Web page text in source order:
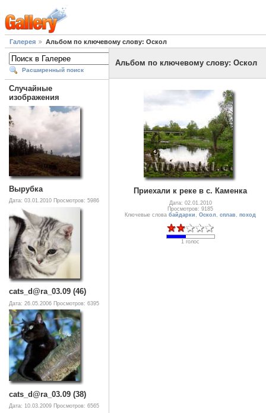
Галерея Альбом по ключевому слову: Оскол
Расширенный поиск
Случайные
изображения
Вырубка
Дата: 03.01.2010 Просмотров: 5986
cats_d@ra_03.09 (46)
Дата: 26.05.2006 Просмотров: 6395
cats_d@ra_03.09 (38)
Дата: 10.03.2009 Просмотров: 6565
Альбом по ключевому слову: Оскол
Приехали к реке в с. Каменка
Дата: 02.01.2010
Просмотров: 9185
Ключевые слова байдарки Оскол сплав поход
1 голос